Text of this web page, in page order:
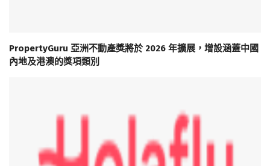
PropertyGuru 亞洲不動產獎將於 2026 年擴展，增設涵蓋中國
內地及港澳的獎項類別